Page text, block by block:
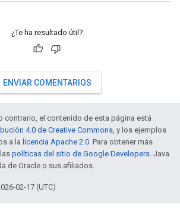
¿Te ha resultado útil?
ENVIAR COMENTARIOS
contrario, el contenido de esta página está
4.0 de Creative Commons, y los ejemplos
a la licencia Apache 2.0. Para obtener más
políticas del sitio de Google Developers. Java
de Oracle o sus afiliados.
02-17 (UTC)